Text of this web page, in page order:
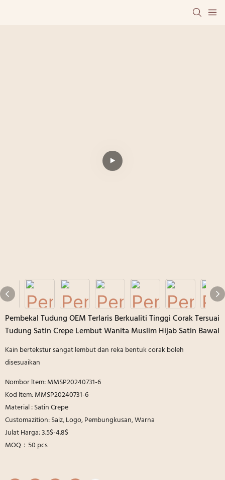
Pembekal Tudung OEM Terlaris Berkualiti Tinggi Corak Tersuai
Tudung Satin Crepe Lembut Wanita Muslim Hijab Satin Bawal
Kain bertekstur sangat lembut dan reka bentuk corak boleh
disesuaikan
Nombor ltem: MMSP20240731-6
Kod ltem: MMSP20240731-6
Material : Satin Crepe
Customazition: Saiz, Logo, Pembungkusan, Warna
Julat Harga: 3.5$-4.8$
MOQ：50 pcs